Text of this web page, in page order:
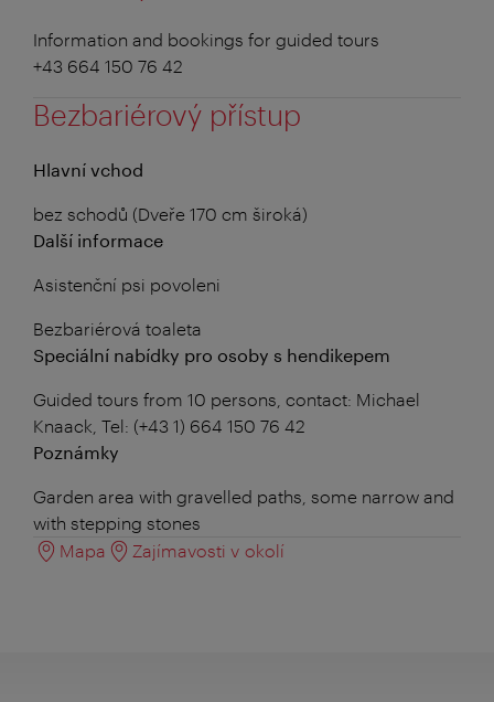
Information and bookings for guided tours
+43 664 150 76 42
Bezbariérový přístup
Hlavní vchod
bez schodů (Dveře 170 cm široká)
Další informace
Asistenční psi povoleni
Bezbariérová toaleta
Speciální nabídky pro osoby s hendikepem
Guided tours from 10 persons, contact: Michael
Knaack, Tel: (+43 1) 664 150 76 42
Poznámky
Garden area with gravelled paths, some narrow and
with stepping stones
Mapa
Zajímavosti v okolí